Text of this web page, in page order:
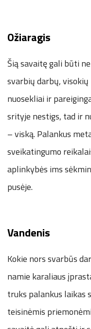
Ožiaragis
Šią savaitę gali būti
svarbių darbų,
nuosekliai ir
srityje nestigs, tad ir
– viską. Palankus
sveikatingumo
aplinkybės ims
pusėje.
Vandenis
Kokie nors svarbūs
namie karaliaus
truks palankus laikas
teisinėmis